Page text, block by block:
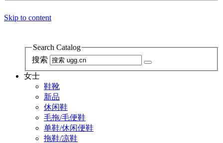
Skip to content
Search Catalog
搜索
女士
鞋靴
新品
休闲鞋
毛拖/毛便鞋
单鞋/休闲便鞋
拖鞋/凉鞋